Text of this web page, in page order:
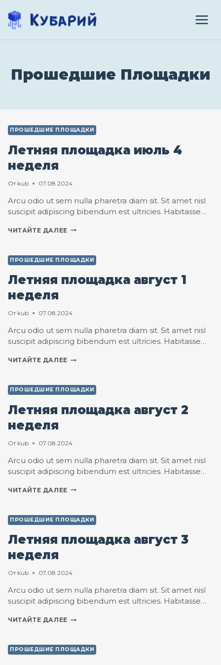
содержимому
Прошедшие Площадки
ПРОШЕДШИЕ ПЛОЩАДКИ
Летняя площадка июль 4
неделя
От kub 07.08.2024
Arcu odio ut sem nulla pharetra diam sit. Sit amet nisl
suscipit adipiscing bibendum est ultricies. Habitasse…
ЧИТАЙТЕ ДАЛЕЕЛЕТНЯЯ
4
НЕДЕЛЯ
ПРОШЕДШИЕ ПЛОЩАДКИ
Летняя площадка август 1
неделя
От kub 07.08.2024
Arcu odio ut sem nulla pharetra diam sit. Sit amet nisl
suscipit adipiscing bibendum est ultricies. Habitasse…
ЧИТАЙТЕ ДАЛЕЕЛЕТНЯЯ
1
НЕДЕЛЯ
ПРОШЕДШИЕ ПЛОЩАДКИ
Летняя площадка август 2
неделя
От kub 07.08.2024
Arcu odio ut sem nulla pharetra diam sit. Sit amet nisl
suscipit adipiscing bibendum est ultricies. Habitasse…
ЧИТАЙТЕ ДАЛЕЕЛЕТНЯЯ
2
НЕДЕЛЯ
ПРОШЕДШИЕ ПЛОЩАДКИ
Летняя площадка август 3
неделя
От kub 07.08.2024
Arcu odio ut sem nulla pharetra diam sit. Sit amet nisl
suscipit adipiscing bibendum est ultricies. Habitasse…
ЧИТАЙТЕ ДАЛЕЕЛЕТНЯЯ
3
НЕДЕЛЯ
ПРОШЕДШИЕ ПЛОЩАДКИ